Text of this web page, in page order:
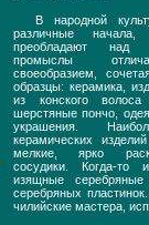
В народной
различные начала,
преобладают над
промыслы
своеобразием,
образцы: керамика,
из конского
шерстяные пончо,
украшения.
керамических
мелкие, ярко
сосудики. Когда-то
изящные
серебряных
чилийские мастера,